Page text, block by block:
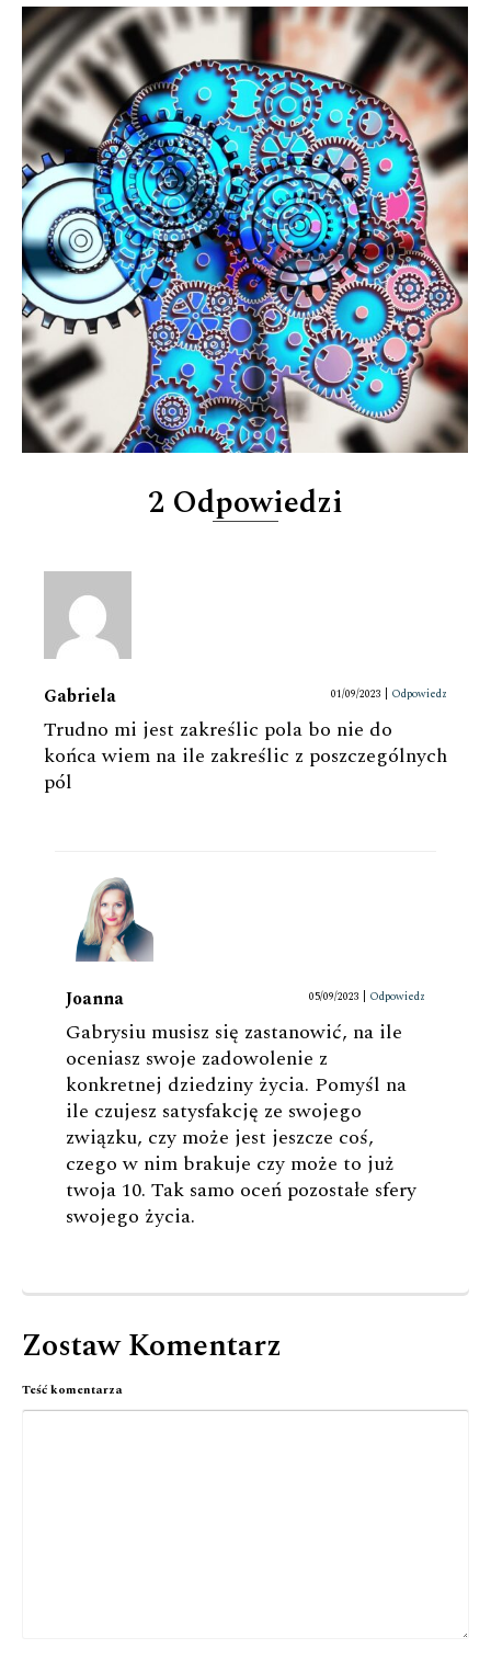
2 Odpowiedzi
Gabriela 01/09/2023 Odpowiedz
Trudno mi jest zakreślic pola bo nie do
końca wiem na ile zakreślic z poszczególnych
pól
Joanna 05/09/2023 Odpowiedz
Gabrysiu musisz się zastanowić, na ile
oceniasz swoje zadowolenie z
konkretnej dziedziny życia. Pomyśl na
ile czujesz satysfakcję ze swojego
związku, czy może jest jeszcze coś,
czego w nim brakuje czy może to już
twoja 10. Tak samo oceń pozostałe sfery
swojego życia.
Zostaw Komentarz
Teść komentarza